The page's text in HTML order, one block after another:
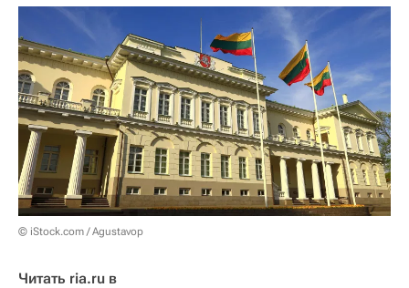
© iStock.com / Agustavop
Читать ria.ru в